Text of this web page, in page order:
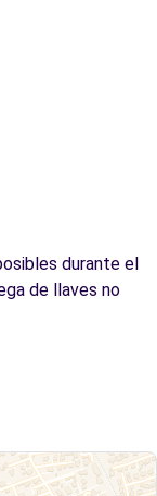
durante el
de llaves no